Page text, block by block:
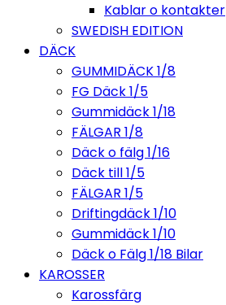
Kablar o kontakter
SWEDISH EDITION
DÄCK
GUMMIDÄCK 1/8
FG Däck 1/5
Gummidäck 1/18
FÄLGAR 1/8
Däck o fälg 1/16
Däck till 1/5
FÄLGAR 1/5
Driftingdäck 1/10
Gummidäck 1/10
Däck o Fälg 1/18 Bilar
KAROSSER
Karossfärg